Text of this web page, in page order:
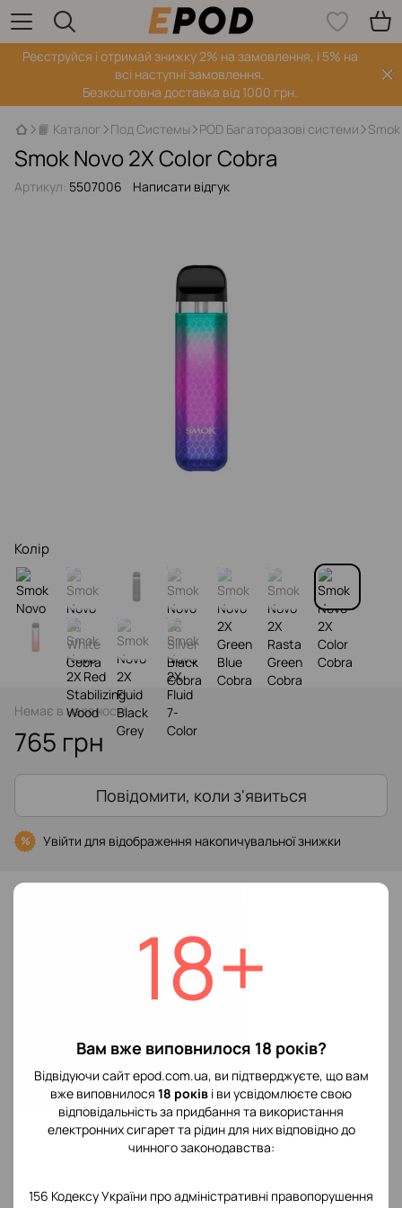
18+
Вам вже виповнилося 18 років?
Відвідуючи сайт epod.com.ua, ви підтверджуєте, що вам
вже виповнилося 18 років і ви усвідомлюєте свою
відповідальність за придбання та використання
електронних сигарет та рідин для них відповідно до
чинного законодавства:
156 Кодексу України про адміністративні правопорушення
Реєструйся і отримай знижку 2% на замовлення, і 5% на
всі наступні замовлення.
Безкоштовна доставка від 1000 грн.
📙 Каталог Под Системы POD Багаторазові системи
Smok Novo 2X Color Cobra
Артикул: 5507006 Написати відгук
Колір
Немає в наявності
765 грн
Повідомити, коли з'явиться
% Увійти для відображення накопичувальної знижки
Характеристики
Smok
Додайте перший відгук